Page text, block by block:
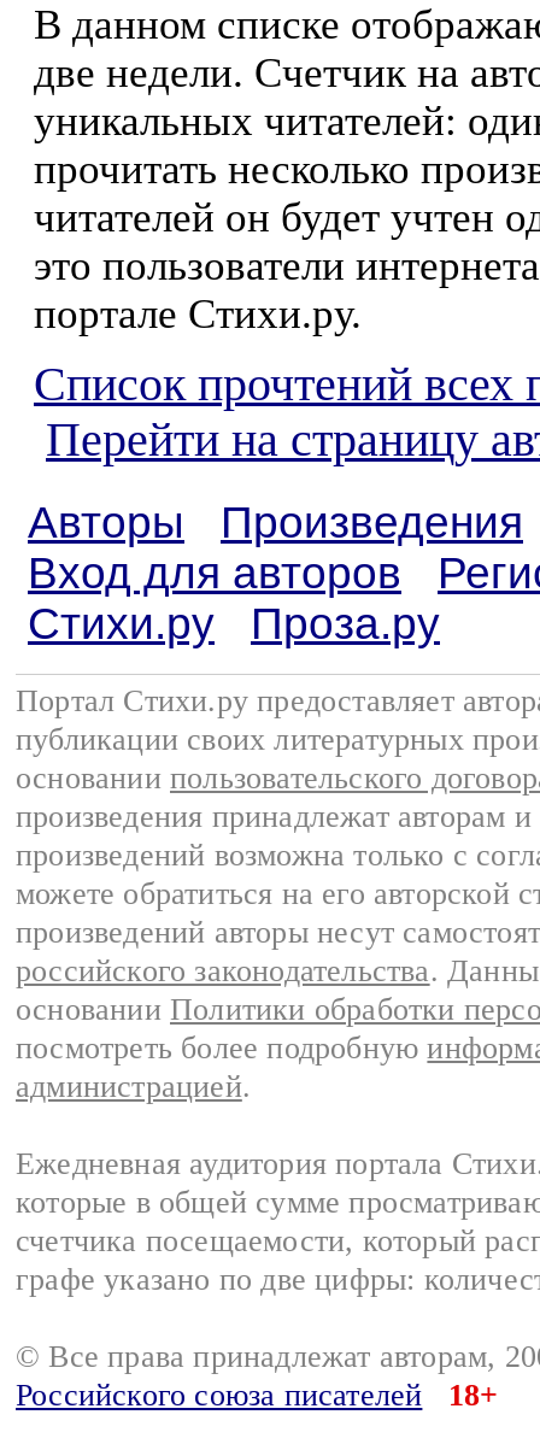
В данном списке
две недели. Счетчик на
уникальных читателей:
прочитать несколько
читателей он будет учтен
это пользователи
портале Стихи.ру.
Список прочтений всех
Перейти на страницу
Авторы
Произведения
Вход для авторов
Стихи.ру
Проза.ру
Портал Стихи.ру предоставляет
публикации своих литературных
основании пользовательского
произведения принадлежат авторам
произведений возможна только с
можете обратиться на его авторской
произведений авторы несут
российского законодательства.
основании Политики обработки
посмотреть более подробную
администрацией.
Ежедневная аудитория портала
которые в общей сумме
счетчика посещаемости, который
графе указано по две цифры:
© Все права принадлежат авторам,
Российского союза писателей
18+